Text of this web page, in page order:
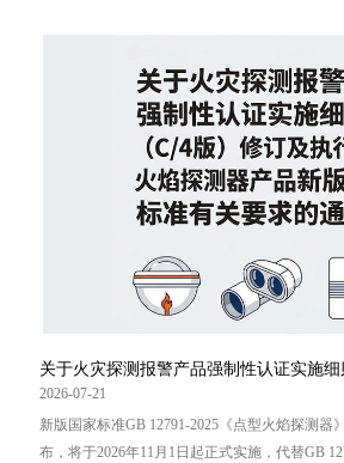
首部电化学储能电站火灾监测预警专项国标核心
关于火灾探测报警产品强制性认证实施细
执行点型火焰探测器产品新版 国家标准有
2026-07-21
新版国家标准GB 12791-2025《点型火焰探测器
布，将于2026年11月1日起正式实施，代替GB